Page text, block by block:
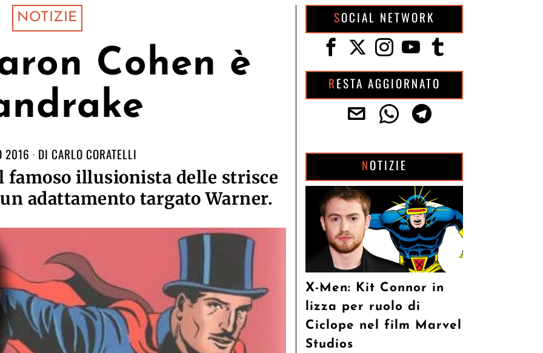
NOTIZIE
Cohen è
2016 DI CARLO CORATELLI
illusionista delle strisce
adattamento targato Warner.
SOCIAL NETWORK
RESTA AGGIORNATO
NOTIZIE
X-Men: Kit Connor in
lizza per ruolo di
Ciclope nel film Marvel
Studios